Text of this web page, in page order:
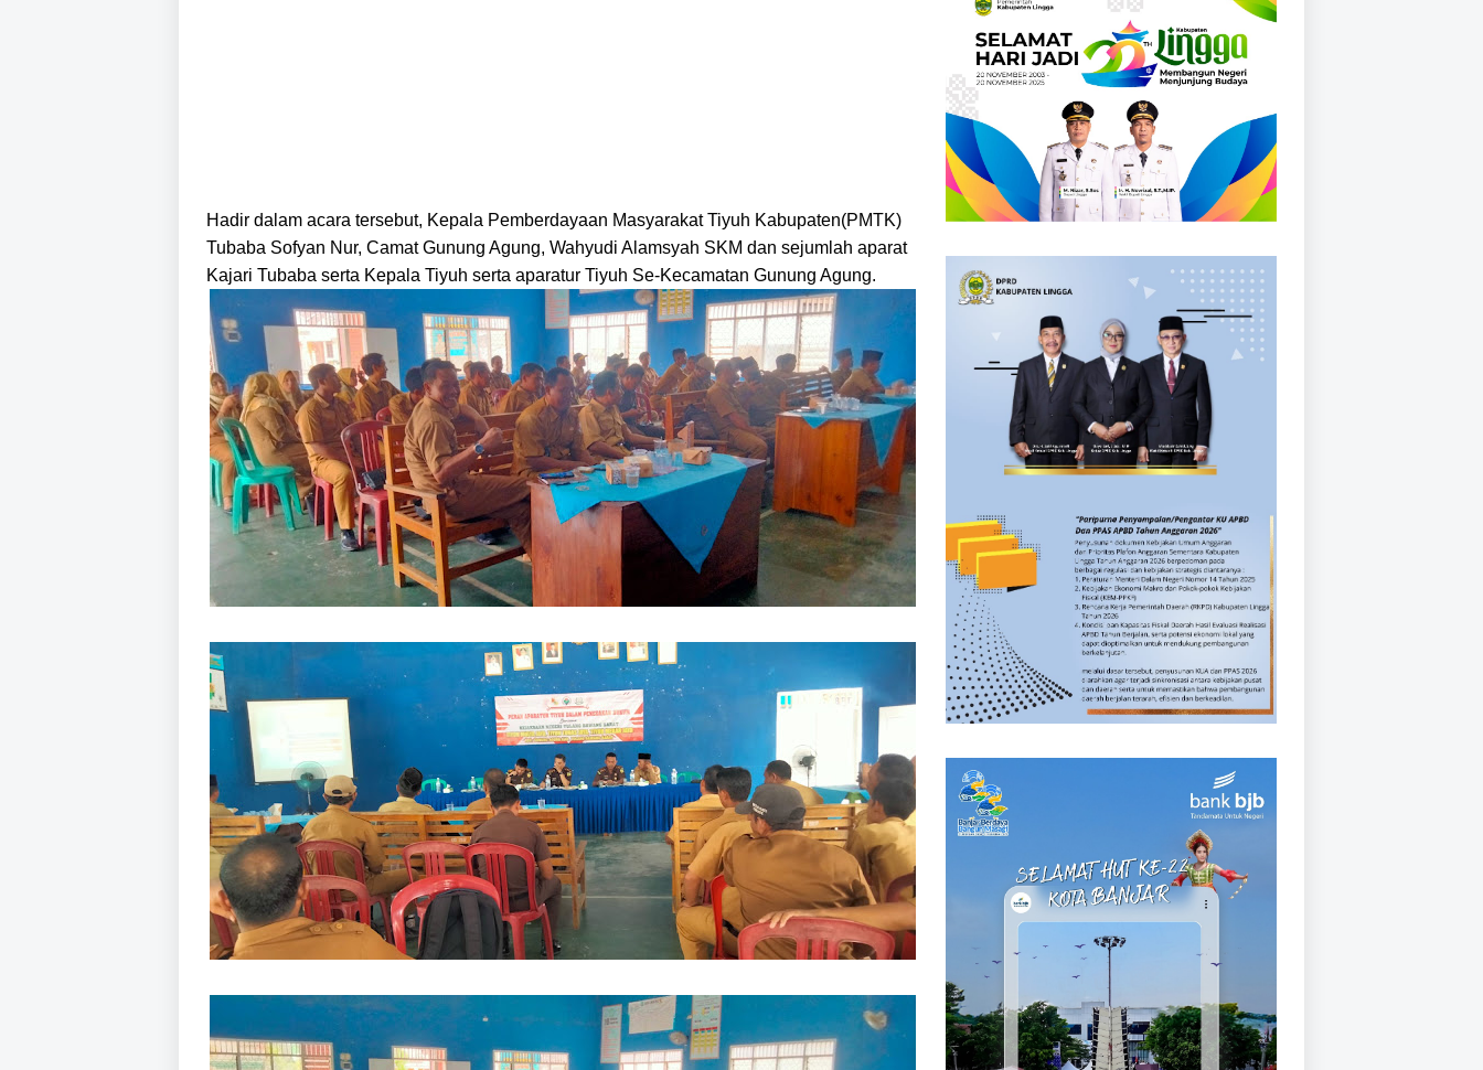
Hadir dalam acara tersebut, Kepala Pemberdayaan Masyarakat Tiyuh Kabupaten(PMTK)
Tubaba Sofyan Nur, Camat Gunung Agung, Wahyudi Alamsyah SKM dan sejumlah aparat
Kajari Tubaba serta Kepala Tiyuh serta aparatur Tiyuh Se-Kecamatan Gunung Agung.